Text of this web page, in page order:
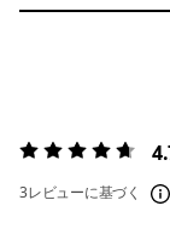
評価:4.7 / 5
3レビューに基づく